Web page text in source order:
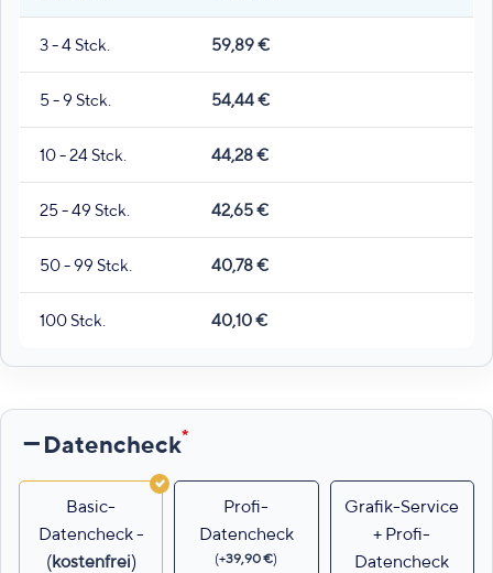
3 - 4 Stck. 59,89€
5 - 9 Stck. 54,44€
10 - 24 Stck. 44,28€
25 - 49 Stck. 42,65€
50 - 99 Stck. 40,78€
100 Stck. 40,10€
Datencheck*
Basic-
Datencheck -
(kostenfrei)
Profi-
Datencheck
(+39,90€)
Grafik-Service
+ Profi-
Datencheck